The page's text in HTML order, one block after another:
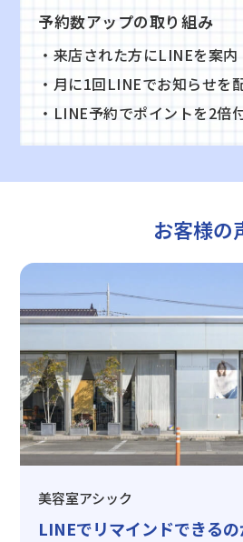
予約数アップの取り組み
・来店された方にLINEを案内
・月に1回LINEでお知らせを
・LINE予約でポイントを2倍
お客様の
美容室アシック
LINEでリマインドできる